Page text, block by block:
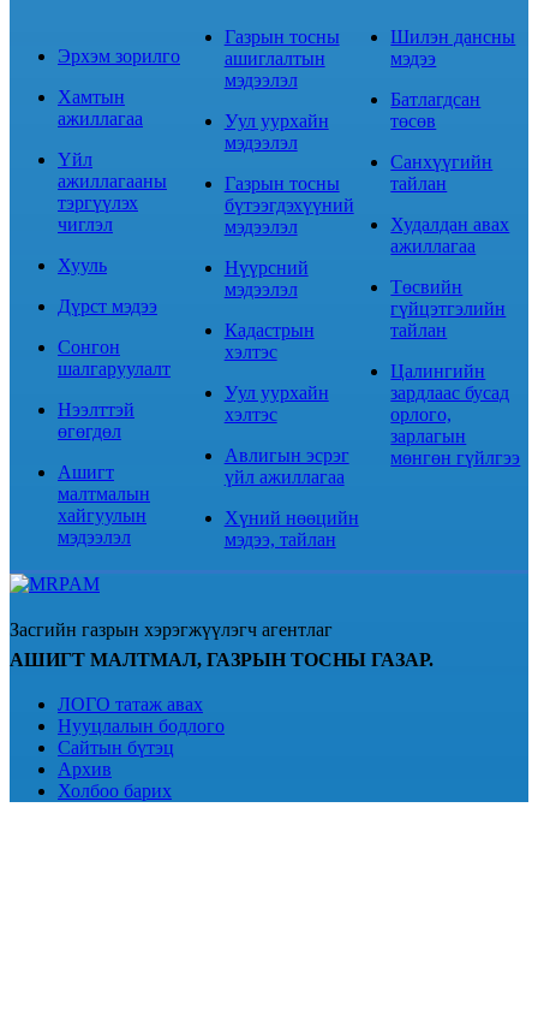
Эрхэм зорилго
Хамтын
ажиллагаа
Үйл
ажиллагааны
тэргүүлэх
чиглэл
Хууль
Дүрст мэдээ
Сонгон
шалгаруулалт
Нээлттэй
өгөгдөл
Ашигт
малтмалын
хайгуулын
мэдээлэл
Газрын тосны
ашиглалтын
мэдээлэл
Уул уурхайн
мэдээлэл
Газрын тосны
бүтээгдэхүүний
мэдээлэл
Нүүрсний
мэдээлэл
Кадастрын
хэлтэс
Уул уурхайн
хэлтэс
Авлигын эсрэг
үйл ажиллагаа
Хүний нөөцийн
мэдээ, тайлан
Шилэн дансны
мэдээ
Батлагдсан
төсөв
Санхүүгийн
тайлан
Худалдан авах
ажиллагаа
Төсвийн
гүйцэтгэлийн
тайлан
Цалингийн
зардлаас бусад
орлого,
зарлагын
мөнгөн гүйлгээ
Засгийн газрын хэрэгжүүлэгч агентлаг
АШИГТ МАЛТМАЛ, ГАЗРЫН ТОСНЫ ГАЗАР.
ЛОГО татаж авах
Нууцлалын бодлого
Сайтын бүтэц
Архив
Холбоо барих